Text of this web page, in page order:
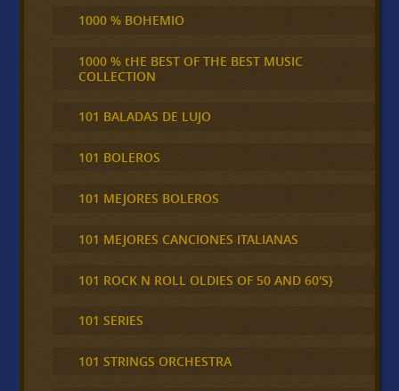
1000 % BOHEMIO
1000 % tHE BEST OF THE BEST MUSIC
COLLECTION
101 BALADAS DE LUJO
101 BOLEROS
101 MEJORES BOLEROS
101 MEJORES CANCIONES ITALIANAS
101 ROCK N ROLL OLDIES OF 50 AND 60'S}
101 SERIES
101 STRINGS ORCHESTRA